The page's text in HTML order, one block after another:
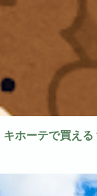
ホーテで買える